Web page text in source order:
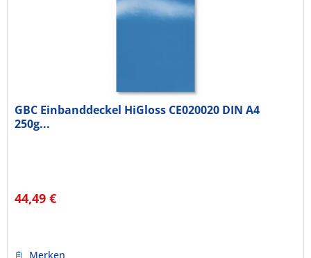
GBC Einbanddeckel HiGloss CE020020 DIN A4
250g...
44,49 €
Merken